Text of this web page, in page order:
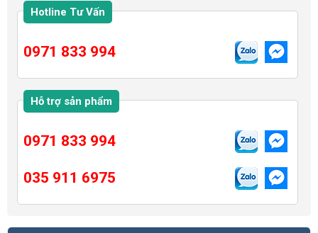
Hotline Tư Vấn
0971 833 994
Hỗ trợ sản phẩm
0971 833 994
035 911 6975